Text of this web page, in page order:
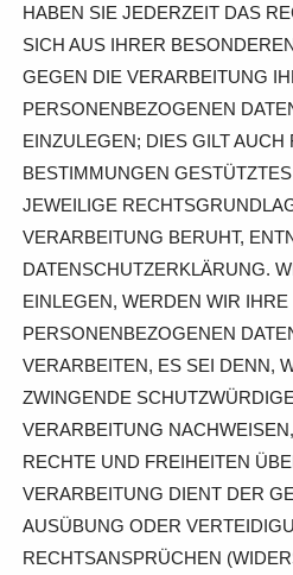
HABEN SIE JEDERZEIT DAS
SICH AUS IHRER
GEGEN DIE VERARBEITUNG
PERSONENBEZOGENEN
EINZULEGEN; DIES GILT AUCH
BESTIMMUNGEN
JEWEILIGE
VERARBEITUNG BERUHT,
DATENSCHUTZERKLÄRUNG.
EINLEGEN, WERDEN WIR
PERSONENBEZOGENEN
VERARBEITEN, ES SEI DENN,
ZWINGENDE
VERARBEITUNG
RECHTE UND FREIHEITEN
VERARBEITUNG DIENT DER
AUSÜBUNG ODER
RECHTSANSPRÜCHEN